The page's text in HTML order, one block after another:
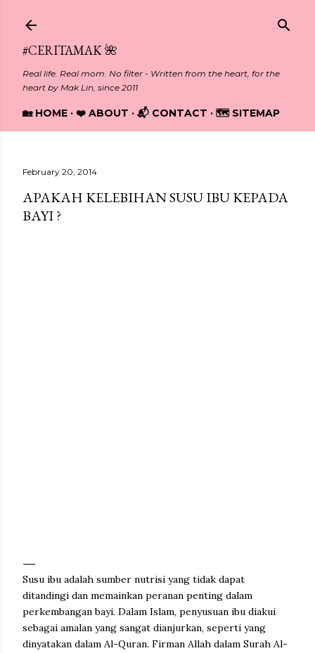
#CERITAMAK 🌺
Real life. Real mom. No filter - Written from the heart, for the
heart by Mak Lin, since 2011
🏡 HOME ❤️ ABOUT 📬 CONTACT 🗺️ SITEMAP
February 20, 2014
APAKAH KELEBIHAN SUSU IBU KEPADA
BAYI ?
Susu ibu adalah sumber nutrisi yang tidak dapat
ditandingi dan memainkan peranan penting dalam
perkembangan bayi. Dalam Islam, penyusuan ibu diakui
sebagai amalan yang sangat dianjurkan, seperti yang
dinyatakan dalam Al-Quran. Firman Allah dalam Surah Al-